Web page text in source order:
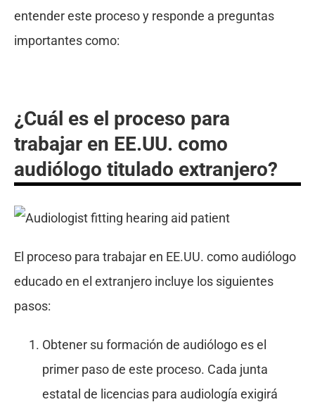
entender este proceso y responde a preguntas
importantes como:
¿Cuál es el proceso para
trabajar en EE.UU. como
audiólogo titulado extranjero?
El proceso para trabajar en EE.UU. como audiólogo
educado en el extranjero incluye los siguientes
pasos:
Obtener su formación de audiólogo es el
primer paso de este proceso. Cada junta
estatal de licencias para audiología exigirá